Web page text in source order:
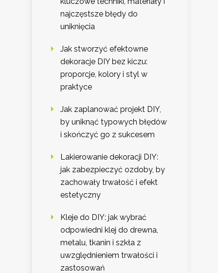
najczęstsze błędy do
uniknięcia
Jak stworzyć efektowne
dekoracje DIY bez kiczu:
proporcje, kolory i styl w
praktyce
Jak zaplanować projekt DIY,
by uniknąć typowych błędów
i skończyć go z sukcesem
Lakierowanie dekoracji DIY:
jak zabezpieczyć ozdoby, by
zachowały trwałość i efekt
estetyczny
Kleje do DIY: jak wybrać
odpowiedni klej do drewna,
metalu, tkanin i szkła z
uwzględnieniem trwałości i
zastosowań